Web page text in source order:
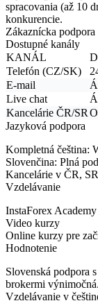
spracovania (až 10
konkurencie.
Zákaznícka
Dostupné kanály
KANÁL
Telefón (CZ/SK)
E-mail
Live chat
Kancelárie ČR/SR
Jazyková podpora
Kompletná čeština:
Slovenčina: Plná
Kancelárie v ČR,
Vzdelávanie
InstaForex Academy
Video kurzy
Online kurzy pre
Hodnotenie
Slovenská podpora
brokermi
Vzdelávanie v